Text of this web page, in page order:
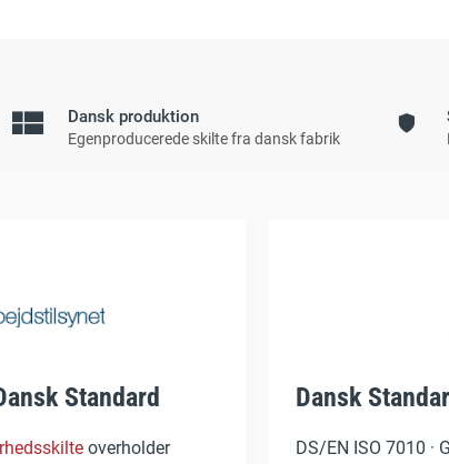
Dansk produktion
Egenproducerede skilte fra dansk fabrik
Standard
overholder
Dansk
DS/EN ISO 7010 ·